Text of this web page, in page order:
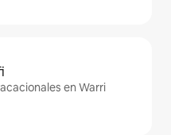
en Warri